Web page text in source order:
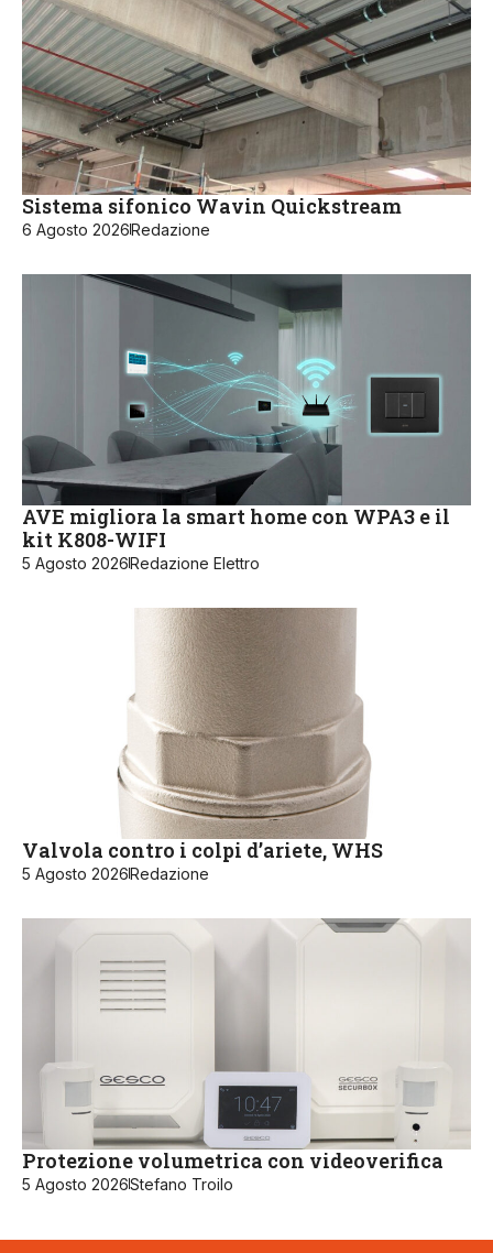
Sistema sifonico Wavin Quickstream
6 Agosto 2026Redazione
AVE migliora la smart home con WPA3 e il
kit K808-WIFI
5 Agosto 2026Redazione Elettro
Valvola contro i colpi d’ariete, WHS
5 Agosto 2026Redazione
Protezione volumetrica con videoverifica
5 Agosto 2026Stefano Troilo